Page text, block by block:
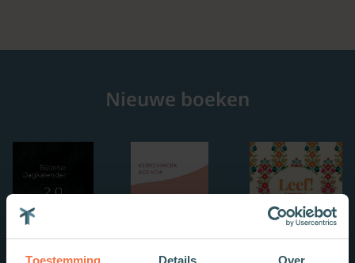
Toestemming Details Over
Nieuwe boeken